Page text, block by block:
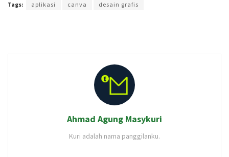
Tags: aplikasi canva desain grafis
Ahmad Agung Masykuri
Kuri adalah nama panggilanku.